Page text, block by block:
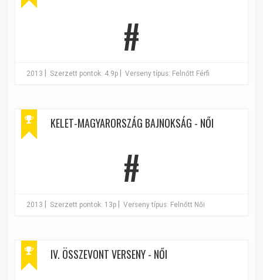
#
2013 Szerzett pontok: 4.9p Verseny típus: Felnőtt Férfi
KELET-MAGYARORSZÁG BAJNOKSÁG - NŐI
#
2013 Szerzett pontok: 13p Verseny típus: Felnőtt Női
IV. ÖSSZEVONT VERSENY - NŐI